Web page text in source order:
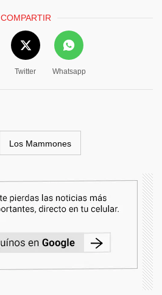
COMPARTIR
Twitter Whatsapp
Los Mammones